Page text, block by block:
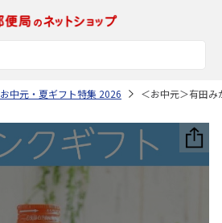
お中元・夏ギフト特集 2026 ＜お中元＞有田み